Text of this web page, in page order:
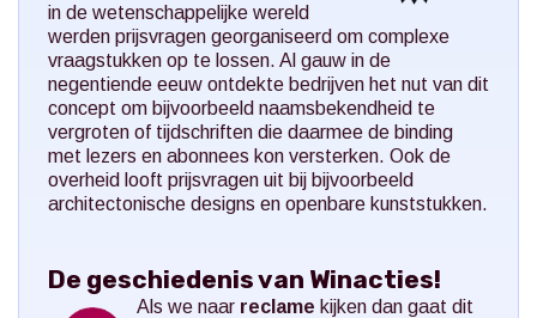
in de wetenschappelijke wereld
werden prijsvragen georganiseerd om complexe
vraagstukken op te lossen. Al gauw in de
negentiende eeuw ontdekte bedrijven het nut van dit
concept om bijvoorbeeld naamsbekendheid te
vergroten of tijdschriften die daarmee de binding
met lezers en abonnees kon versterken. Ook de
overheid looft prijsvragen uit bij bijvoorbeeld
architectonische designs en openbare kunststukken.
De geschiedenis van Winacties!
Als we naar reclame kijken dan gaat dit